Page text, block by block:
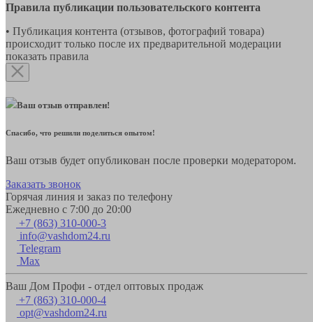
Правила публикации пользовательского контента
• Публикация контента (отзывов, фотографий товара)
происходит только после их предварительной модерации
показать правила
Ваш отзыв отправлен!
Спасибо, что решили поделиться опытом!
Ваш отзыв будет опубликован после проверки модератором.
Заказать звонок
Горячая линия и заказ по телефону
Ежедневно с 7:00 до 20:00
+7 (863) 310-000-3
info@vashdom24.ru
Telegram
Max
Ваш Дом Профи - отдел оптовых продаж
+7 (863) 310-000-4
opt@vashdom24.ru